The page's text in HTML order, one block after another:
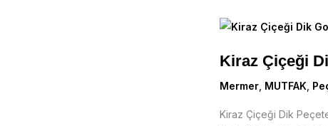
Kiraz Çiçeği
Mermer, MUTFAK,
Kiraz Çiçeği Dik
Kiraz
Dik
Peçetelik